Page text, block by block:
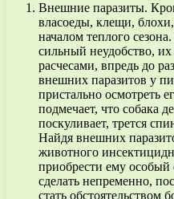
Внешние паразиты.
власоеды, клещи,
началом теплого
сильный неудобство,
расчесами, впредь до
внешних паразитов у
пристально осмотреть
подмечает, что собака
поскуливает, трется
Найдя внешних
животного
приобрести ему
сделать непременно,
стать обстоятельством